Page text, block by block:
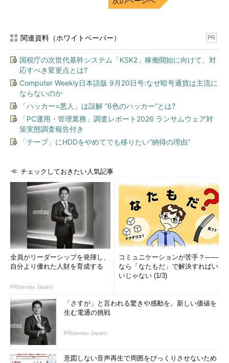
関連資料（ホワイトペーパー） PR
国税庁の次世代基幹システム「KSK2」稼働開始に向けて、対
応すべき変更点とは?
Computer Weekly日本語版 9月20日号:なぜ暗号通貨は主流に
ならないのか
「ハッカー=悪人」は誤解 “6色のハッカー”とは?
「PC運用・管理業務」調査レポート2026 ランサムウェア対
策実態調査報告付き
「テープ」にHDDをやめてでも移りたい“納得の理由”
チェックしておきたい人気記事
全員がリーダーシップを発揮し、
自分より優れた人財を育成する
PR(dentsu Japan)
コミュニケーションが苦手？――
なら「なたもだ」で解決すればい
いじゃない (1/3)
「さすが」と言われる驚きや感動を。新しい価値を
生む電通の挑戦
PR(dentsu Japan)
意図しない音声再生で周囲をびっくりさせないため